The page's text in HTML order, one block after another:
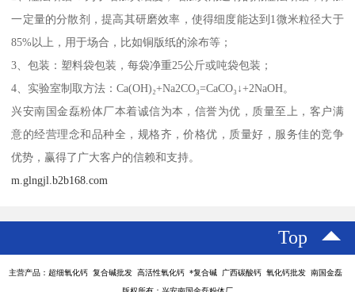
一定量的分散剂，提高其研磨效率，使得细度能达到1微米粒径大于
85%以上，用于场合，比如铜版纸的涂布等；
3、包装：塑料袋包装，每袋净重25公斤或吨袋包装；
4、实验室制取方法：Ca(OH)₂+Na2CO₃=CaCO₃↓+2NaOH。
兴安南国金磊粉体厂本着诚信为本，信誉为优，质量至上，客户满
意的经营理念和品种全，规格齐，价格优，质量好，服务佳的竞争
优势，赢得了广大客户的信赖和支持。
m.glngjl.b2b168.com
Top
主营产品：超细氧化钙 复合碱批发 高活性氧化钙 *复合碱 广西碳酸钙 氧化钙批发 南国金磊